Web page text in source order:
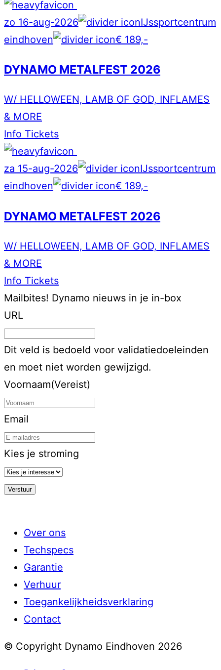
zo 16-aug-2026
IJssportcentrum
eindhoven
€ 189,-
DYNAMO METALFEST 2026
W/ HELLOWEEN, LAMB OF GOD, INFLAMES
& MORE
Info Tickets
za 15-aug-2026
IJssportcentrum
eindhoven
€ 189,-
DYNAMO METALFEST 2026
W/ HELLOWEEN, LAMB OF GOD, INFLAMES
& MORE
Info Tickets
Mailbites! Dynamo nieuws in je in-box
URL
Dit veld is bedoeld voor validatiedoeleinden
en moet niet worden gewijzigd.
Voornaam(Vereist)
Email
Kies je stroming
Over ons
Techspecs
Garantie
Verhuur
Toegankelijkheidsverklaring
Contact
© Copyright Dynamo Eindhoven 2026